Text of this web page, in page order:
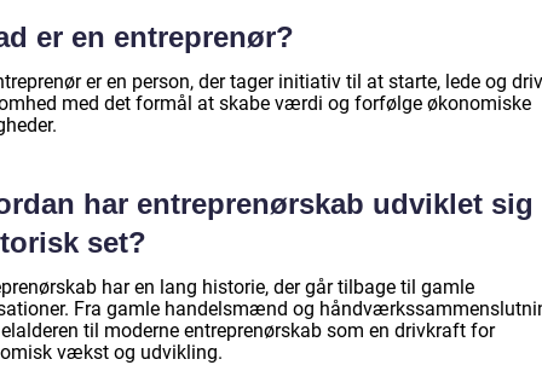
er en entreprenør?
er en person, der tager initiativ til at starte, lede og
med det formål at skabe værdi og forfølge økonomiske
har entreprenørskab udviklet sig
set?
har en lang historie, der går tilbage til gamle
Fra gamle handelsmænd og
til moderne entreprenørskab som en drivkraft for
vækst og udvikling.